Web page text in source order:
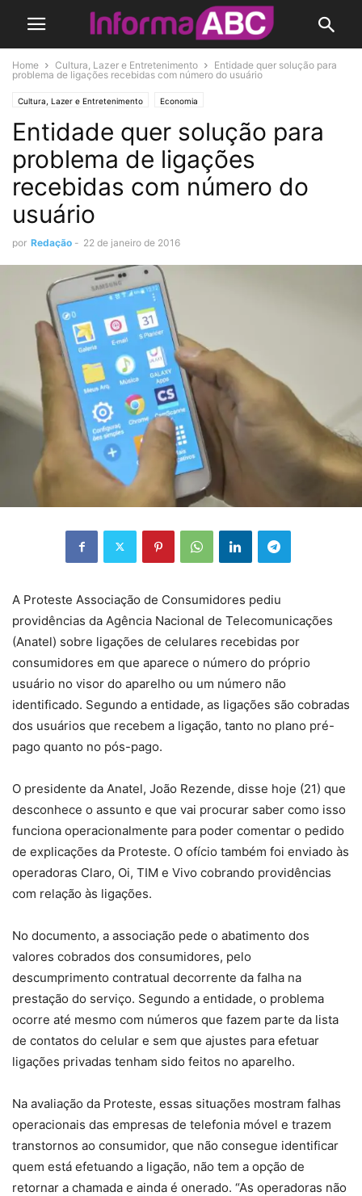
Home Cultura, Lazer e Entretenimento
Entidade quer solução para
problema de ligações recebidas com número do usuário
Cultura, Lazer e Entretenimento Economia
Entidade quer solução para
problema de ligações
recebidas com número do
usuário
por Redação - 22 de janeiro de 2016
A Proteste Associação de Consumidores pediu
providências da Agência Nacional de Telecomunicações
(Anatel) sobre ligações de celulares recebidas por
consumidores em que aparece o número do próprio
usuário no visor do aparelho ou um número não
identificado. Segundo a entidade, as ligações são cobradas
dos usuários que recebem a ligação, tanto no plano pré-
pago quanto no pós-pago.
O presidente da Anatel, João Rezende, disse hoje (21) que
desconhece o assunto e que vai procurar saber como isso
funciona operacionalmente para poder comentar o pedido
de explicações da Proteste. O ofício também foi enviado às
operadoras Claro, Oi, TIM e Vivo cobrando providências
com relação às ligações.
No documento, a associação pede o abatimento dos
valores cobrados dos consumidores, pelo
descumprimento contratual decorrente da falha na
prestação do serviço. Segundo a entidade, o problema
ocorre até mesmo com números que fazem parte da lista
de contatos do celular e sem que ajustes para efetuar
ligações privadas tenham sido feitos no aparelho.
Na avaliação da Proteste, essas situações mostram falhas
operacionais das empresas de telefonia móvel e trazem
transtornos ao consumidor, que não consegue identificar
quem está efetuando a ligação, não tem a opção de
retornar a chamada e ainda é onerado. “As operadoras não